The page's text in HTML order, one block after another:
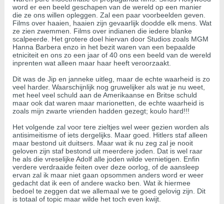
word er een beeld geschapen van de wereld op een manier
die ze ons willen opleggen. Zal een paar voorbeelden geven.
Films over haaien, haaien zijn gevaarlijk doodde elk mens. Wat
ze zien zwemmen. Films over indianen die iedere blanke
scalpeerde. Het grotere doel hiervan door Studios zoals MGM
Hanna Barbera enzo in het bezit waren van een bepaalde
etniciteit en ons zo een jaar of 40 ons een beeld van de wereld
inprenten wat alleen maar haar heeft veroorzaakt.
Dit was de Jip en janneke uitleg, maar de echte waarheid is zo
veel harder. Waarschijnlijk nog gruwelijker als wat je nu weet,
met heel veel schuld aan de Amerikaanse en Britse schuld
maar ook dat waren maar marionetten, de echte waarheid is
zoals mijn zwarte vrienden hadden gezegt; koulo hard!!!
Het volgende zal voor tere zieltjes wel weer gezien worden als
antisimeitisme of iets dergelijks. Maar goed. Hitlers staf alleen
maar bestond uit duitsers. Maar wat ik nu zeg zal je nooit
geloven zijn staf bestond uit meerdere joden. Dat is wel raar
he als die vreselijke Adolf alle joden wilde vernietigen. Enfin
verdere verdraaide feiten over deze oorlog, of de aansleep
ervan zal ik maar niet gaan opsommen anders word er weer
gedacht dat ik een of andere wacko ben. Wat ik hiermee
bedoel te zeggen dat we allemaal we te goed gelovig zijn. Dit
is totaal of topic maar wilde het toch even kwijt.